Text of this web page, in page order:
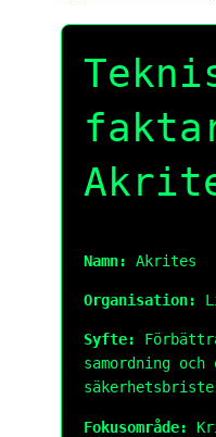
Namn: Akrites
Organisation:
Syfte:
samordning
Fokusområde: